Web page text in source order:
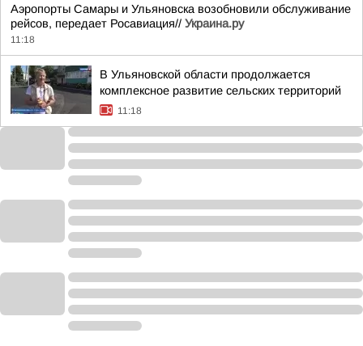
Аэропорты Самары и Ульяновска возобновили обслуживание
рейсов, передает Росавиация// Украина.ру
11:18
В Ульяновской области продолжается
комплексное развитие сельских территорий
11:18